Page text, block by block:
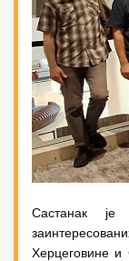
Састанак је
Херцеговине и